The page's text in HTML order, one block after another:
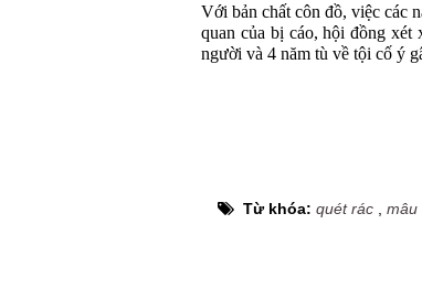
Với bản chất côn đồ, việc các
quan của bị cáo, hội đồng
người và 4 năm tù về tội cố ý
Từ khóa: quét rác mâu